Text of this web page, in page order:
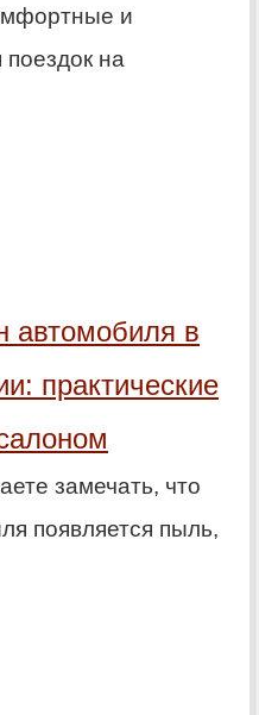
и
на
автомобиля в
практические
замечать, что
появляется пыль,